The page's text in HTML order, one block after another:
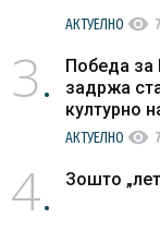
АКТУЕЛНО visibility
3
Победа за
задржа
културно
АКТУЕЛНО visibility
4 Зошто